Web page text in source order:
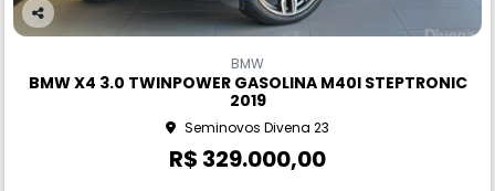
Co
rtil
BMW
BMW X4 3.0 TWINPOWER GASOLINA M40I STEPTRONIC
2019
Seminovos Divena 23
R$ 329.000,00